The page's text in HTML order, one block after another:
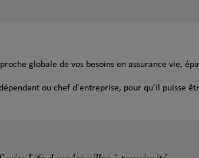
globale de vos besoins en assurance vie,
ou chef d'entreprise, pour qu'il puisse